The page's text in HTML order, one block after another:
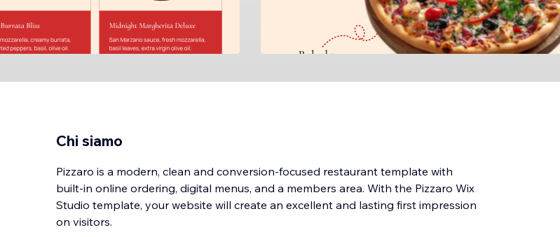
Chi siamo
Pizzaro is a modern, clean and conversion-focused restaurant template with
built-in online ordering, digital menus, and a members area. With the Pizzaro Wix
Studio template, your website will create an excellent and lasting first impression
on visitors.